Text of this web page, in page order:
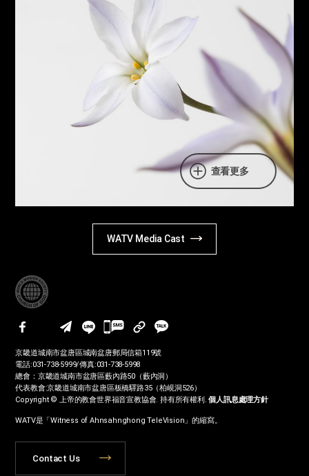
查看更多
我們也是如此行，
願以上帝的愛
與全世界的人們
一同展開充滿希望的未來。
世上的光和鹽, 基督徒的生活
丟棄傲慢作謙卑的人吧
凡自高的，必降為卑
WATV Media Cast
카
오
톡
공
하
京畿道城南市盆唐區城南盆唐郵局信箱119號
電話:031-738-5999/傳真:031-738-5998
總會：京畿道城南市盆唐區藪內路50（藪內洞）
代表教會:京畿道城南市盆唐區板橋驛路35（柏峴洞526）
Copyright © 上帝的教會世界福音宣教協會. 持有所有權利.個人訊息處理方針
WATV是「Witness of Ahnsahnghong TeleVision」的縮寫。
Contact Us